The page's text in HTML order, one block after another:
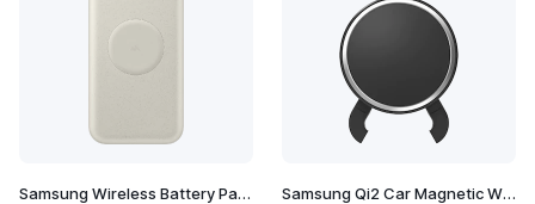
Samsung Wireless Battery Pack 10.000 mAh Samsung Qi2 Car Magnetic Wireless Charger